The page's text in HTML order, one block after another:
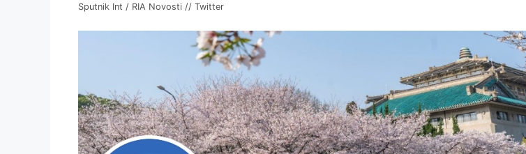
Sputnik Int / RIA Novosti // Twitter